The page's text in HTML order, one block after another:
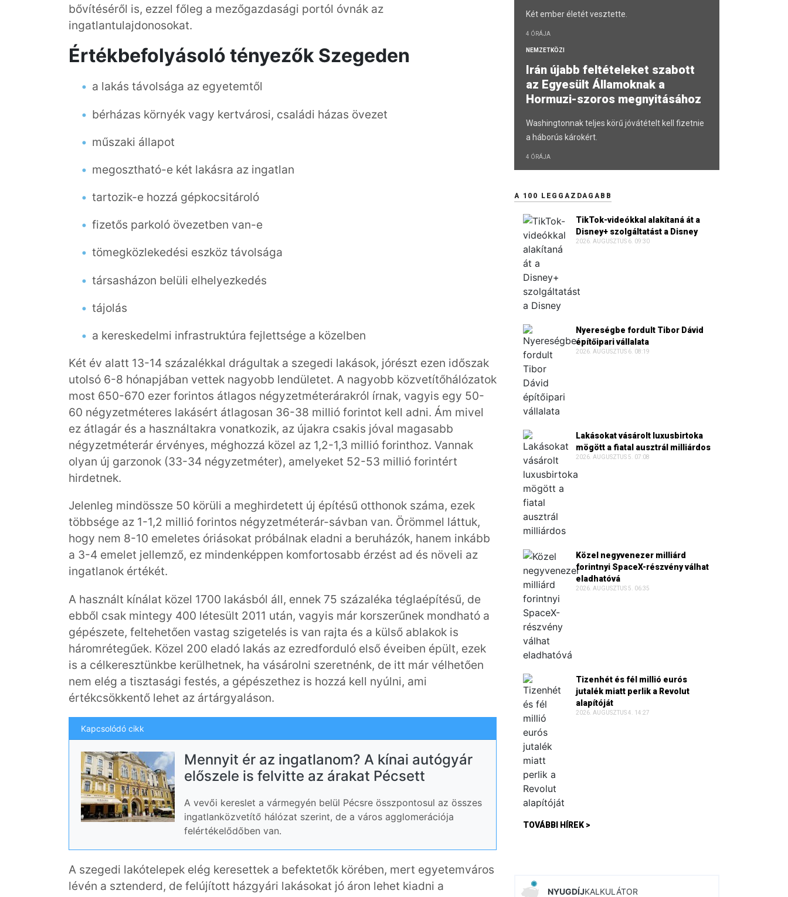
bővítéséről is, ezzel főleg a mezőgazdasági portól óvnák az
ingatlantulajdonosokat.
Értékbefolyásoló tényezők Szegeden
a lakás távolsága az egyetemtől
bérházas környék vagy kertvárosi, családi házas övezet
műszaki állapot
megosztható-e két lakásra az ingatlan
tartozik-e hozzá gépkocsitároló
fizetős parkoló övezetben van-e
tömegközlekedési eszköz távolsága
társasházon belüli elhelyezkedés
tájolás
a kereskedelmi infrastruktúra fejlettsége a közelben
Két év alatt 13-14 százalékkal drágultak a szegedi lakások, jórészt ezen időszak
utolsó 6-8 hónapjában vettek nagyobb lendületet. A nagyobb közvetítőhálózatok
most 650-670 ezer forintos átlagos négyzetméterárakról írnak, vagyis egy 50-
60 négyzetméteres lakásért átlagosan 36-38 millió forintot kell adni. Ám mivel
ez átlagár és a használtakra vonatkozik, az újakra csakis jóval magasabb
négyzetméterár érvényes, méghozzá közel az 1,2-1,3 millió forinthoz. Vannak
olyan új garzonok (33-34 négyzetméter), amelyeket 52-53 millió forintért
hirdetnek.
Jelenleg mindössze 50 körüli a meghirdetett új építésű otthonok száma, ezek
többsége az 1-1,2 millió forintos négyzetméterár-sávban van. Örömmel láttuk,
hogy nem 8-10 emeletes óriásokat próbálnak eladni a beruházók, hanem inkább
a 3-4 emelet jellemző, ez mindenképpen komfortosabb érzést ad és növeli az
ingatlanok értékét.
A használt kínálat közel 1700 lakásból áll, ennek 75 százaléka téglaépítésű, de
ebből csak mintegy 400 létesült 2011 után, vagyis már korszerűnek mondható a
gépészete, feltehetően vastag szigetelés is van rajta és a külső ablakok is
háromrétegűek. Közel 200 eladó lakás az ezredforduló első éveiben épült, ezek
is a célkeresztünkbe kerülhetnek, ha vásárolni szeretnénk, de itt már vélhetően
nem elég a tisztasági festés, a gépészethez is hozzá kell nyúlni, ami
értékcsökkentő lehet az ártárgyaláson.
Kapcsolódó cikk
Mennyit ér az ingatlanom? A kínai autógyár
előszele is felvitte az árakat Pécsett
A vevői kereslet a vármegyén belül Pécsre összpontosul az összes
ingatlanközvetítő hálózat szerint, de a város agglomerációja
felértékelődőben van.
A szegedi lakótelepek elég keresettek a befektetők körében, mert egyetemváros
lévén a sztenderd, de felújított házgyári lakásokat jó áron lehet kiadni a
Két ember életét vesztette.
4 ÓRÁJA
NEMZETKÖZI
Irán újabb feltételeket szabott
az Egyesült Államoknak a
Hormuzi-szoros megnyitásához
Washingtonnak teljes körű jóvátételt kell fizetnie
a háborús károkért.
4 ÓRÁJA
A 100 LEGGAZDAGABB
TikTok-videókkal alakítaná át a
Disney+ szolgáltatást a Disney
2026. AUGUSZTUS 6. 09:30
Nyereségbe fordult Tibor Dávid
építőipari vállalata
2026. AUGUSZTUS 6. 08:19
Lakásokat vásárolt luxusbirtoka
mögött a fiatal ausztrál milliárdos
2026. AUGUSZTUS 5. 07:08
Közel negyvenezer milliárd
forintnyi SpaceX-részvény válhat
eladhatóvá
2026. AUGUSZTUS 5. 06:35
Tizenhét és fél millió eurós
jutalék miatt perlik a Revolut
alapítóját
2026. AUGUSZTUS 4. 14:27
TOVÁBBI HÍREK >
NYUGDÍJKALKULÁTOR